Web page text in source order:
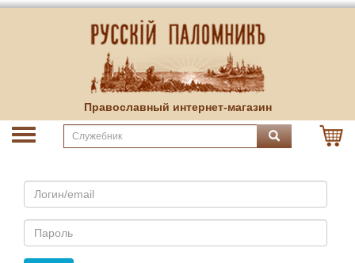
Православный интернет-магазин
Email
Пароль